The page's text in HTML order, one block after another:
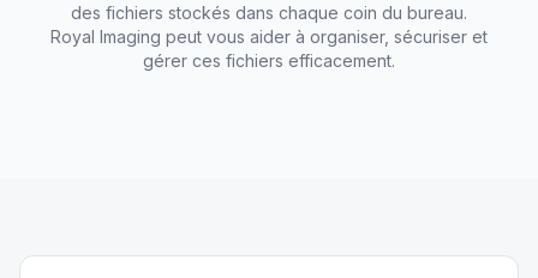
des fichiers stockés dans chaque coin du bureau.
Royal Imaging peut vous aider à organiser, sécuriser et
gérer ces fichiers efficacement.